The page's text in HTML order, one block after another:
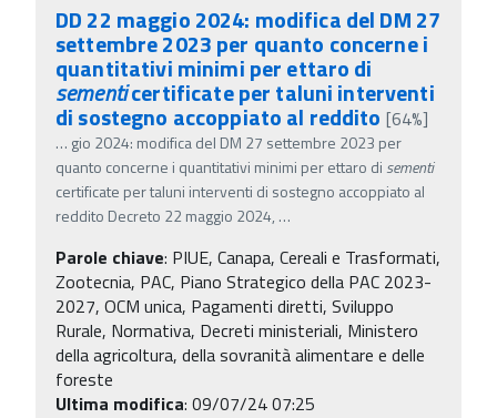
DD 22 maggio 2024: modifica del DM 27
settembre 2023 per quanto concerne i
quantitativi minimi per ettaro di
sementicertificate per taluni interventi
di sostegno accoppiato al reddito [64%]
… gio 2024: modifica del DM 27 settembre 2023 per
quanto concerne i quantitativi minimi per ettaro di sementi
certificate per taluni interventi di sostegno accoppiato al
reddito Decreto 22 maggio 2024, …
Parole chiave: PIUE, Canapa, Cereali e Trasformati,
Zootecnia, PAC, Piano Strategico della PAC 2023-
2027, OCM unica, Pagamenti diretti, Sviluppo
Rurale, Normativa, Decreti ministeriali, Ministero
della agricoltura, della sovranità alimentare e delle
foreste
Ultima modifica: 09/07/24 07:25